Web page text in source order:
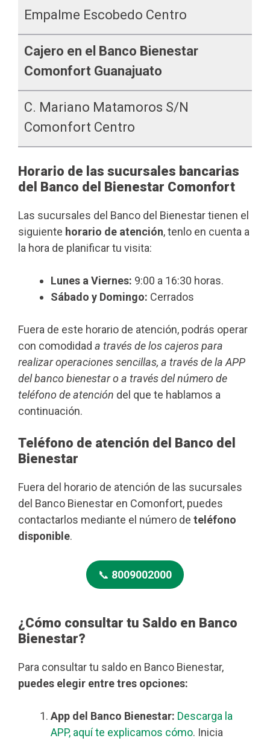
Empalme Escobedo Centro
Cajero en el Banco Bienestar
Comonfort Guanajuato
C. Mariano Matamoros S/n
Comonfort Centro
Horario de las sucursales bancarias
del Banco del Bienestar Comonfort
Las sucursales del Banco del Bienestar tienen el
siguiente horario de atención, tenlo en cuenta a
la hora de planificar tu visita:
Lunes a Viernes: 9:00 a 16:30 horas.
Sábado y Domingo: Cerrados
Fuera de este horario de atención, podrás operar
con comodidad a través de los cajeros para
realizar operaciones sencillas, a través de la APP
del banco bienestar o a través del número de
teléfono de atención del que te hablamos a
continuación.
Teléfono de atención del Banco del
Bienestar
Fuera del horario de atención de las sucursales
del Banco Bienestar en Comonfort, puedes
contactarlos mediante el número de teléfono
disponible.
📞 8009002000
¿Cómo consultar tu Saldo en Banco
Bienestar?
Para consultar tu saldo en Banco Bienestar,
puedes elegir entre tres opciones:
App del Banco Bienestar: Descarga la
APP, aquí te explicamos cómo. Inicia